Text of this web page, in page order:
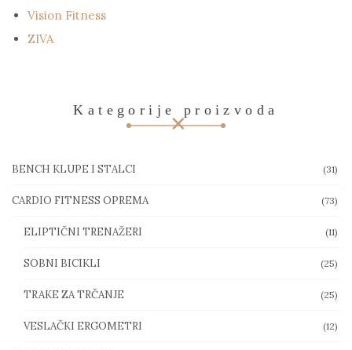
Vision Fitness
ZIVA
Kategorije proizvoda
BENCH KLUPE I STALCI (31)
CARDIO FITNESS OPREMA (73)
ELIPTIČNI TRENAŽERI (11)
SOBNI BICIKLI (25)
TRAKE ZA TRČANJE (25)
VESLAČKI ERGOMETRI (12)